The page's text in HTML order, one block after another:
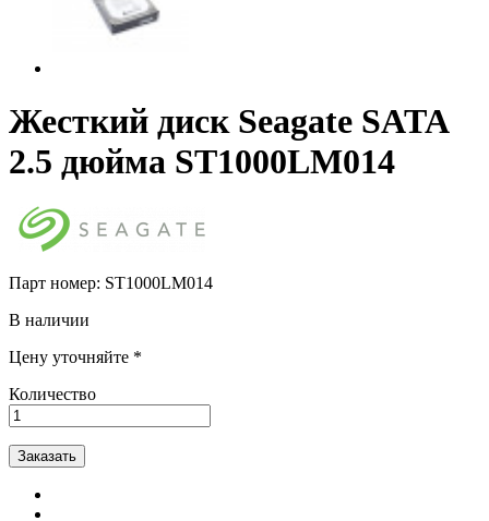
Жесткий диск Seagate SATA
2.5 дюйма ST1000LM014
Парт номер: ST1000LM014
В наличии
Цену уточняйте *
Количество
Заказать